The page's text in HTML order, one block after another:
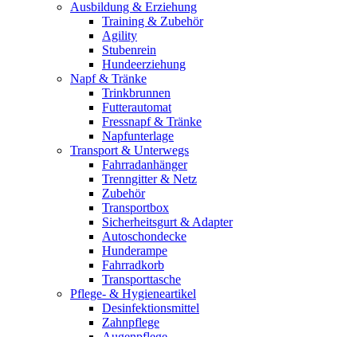
Ausbildung & Erziehung
Training & Zubehör
Agility
Stubenrein
Hundeerziehung
Napf & Tränke
Trinkbrunnen
Futterautomat
Fressnapf & Tränke
Napfunterlage
Transport & Unterwegs
Fahrradanhänger
Trenngitter & Netz
Zubehör
Transportbox
Sicherheitsgurt & Adapter
Autoschondecke
Hunderampe
Fahrradkorb
Transporttasche
Pflege- & Hygieneartikel
Desinfektionsmittel
Zahnpflege